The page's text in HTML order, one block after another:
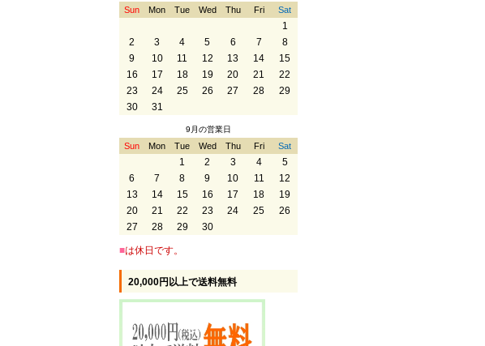
Sun Mon Tue Wed Thu Fri Sat
1
2
3 4 5 6 7
8
9
10 11 12 13 14
15
16
17 18 19 20 21
22
23
24 25 26 27 28
29
30
31
9月の営業日
Sun Mon Tue Wed Thu Fri Sat
1 2 3 4
5
6
7 8 9 10 11
12
13
14 15 16 17 18
19
20
21 22 23 24 25
26
27
28 29 30
■は休日です。
20,000円以上で送料無料